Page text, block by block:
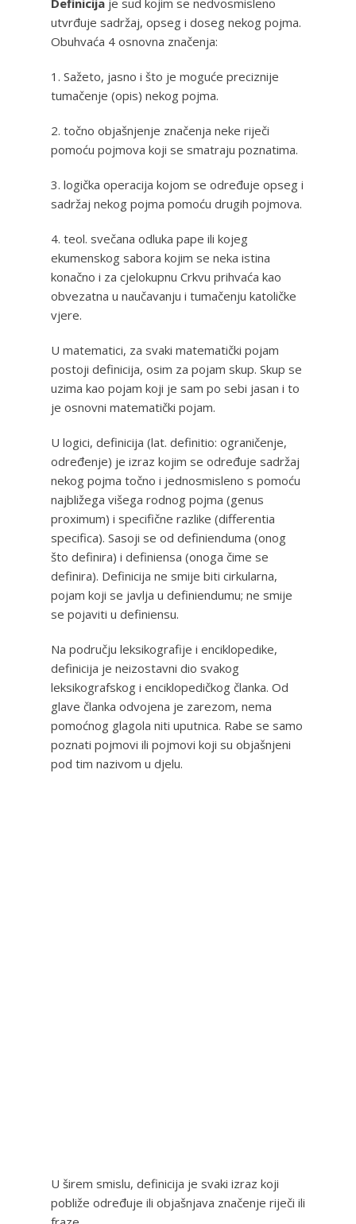
utvrđuje sadržaj, opseg i doseg nekog pojma.
Obuhvaća 4 osnovna značenja:
1. Sažeto, jasno i što je moguće preciznije
tumačenje (opis) nekog pojma.
2. točno objašnjenje značenja neke riječi
pomoću pojmova koji se smatraju poznatima.
3. logička operacija kojom se određuje opseg i
sadržaj nekog pojma pomoću drugih pojmova.
4. teol. svečana odluka pape ili kojeg
ekumenskog sabora kojim se neka istina
konačno i za cjelokupnu Crkvu prihvaća kao
obvezatna u naučavanju i tumačenju katoličke
vjere.
U matematici, za svaki matematički pojam
postoji definicija, osim za pojam skup. Skup se
uzima kao pojam koji je sam po sebi jasan i to
je osnovni matematički pojam.
U logici, definicija (lat. definitio: ograničenje,
određenje) je izraz kojim se određuje sadržaj
nekog pojma točno i jednosmisleno s pomoću
najbližega višega rodnog pojma (genus
proximum) i specifične razlike (differentia
specifica). Sasoji se od definienduma (onog
što definira) i definiensa (onoga čime se
definira). Definicija ne smije biti cirkularna,
pojam koji se javlja u definiendumu; ne smije
se pojaviti u definiensu.
Na području leksikografije i enciklopedike,
definicija je neizostavni dio svakog
leksikografskog i enciklopedičkog članka. Od
glave članka odvojena je zarezom, nema
pomoćnog glagola niti uputnica. Rabe se samo
poznati pojmovi ili pojmovi koji su objašnjeni
pod tim nazivom u djelu.
U širem smislu, definicija je svaki izraz koji
pobliže određuje ili objašnjava značenje riječi ili